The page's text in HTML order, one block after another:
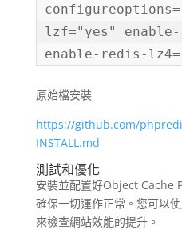
lzf="yes"
enable-redis-
原始檔安裝
https://github.com/
INSTALL.md
測試和優化
安裝並配置好Object Cache
確保一切運作正常。您可以
來檢查網站效能的提升。